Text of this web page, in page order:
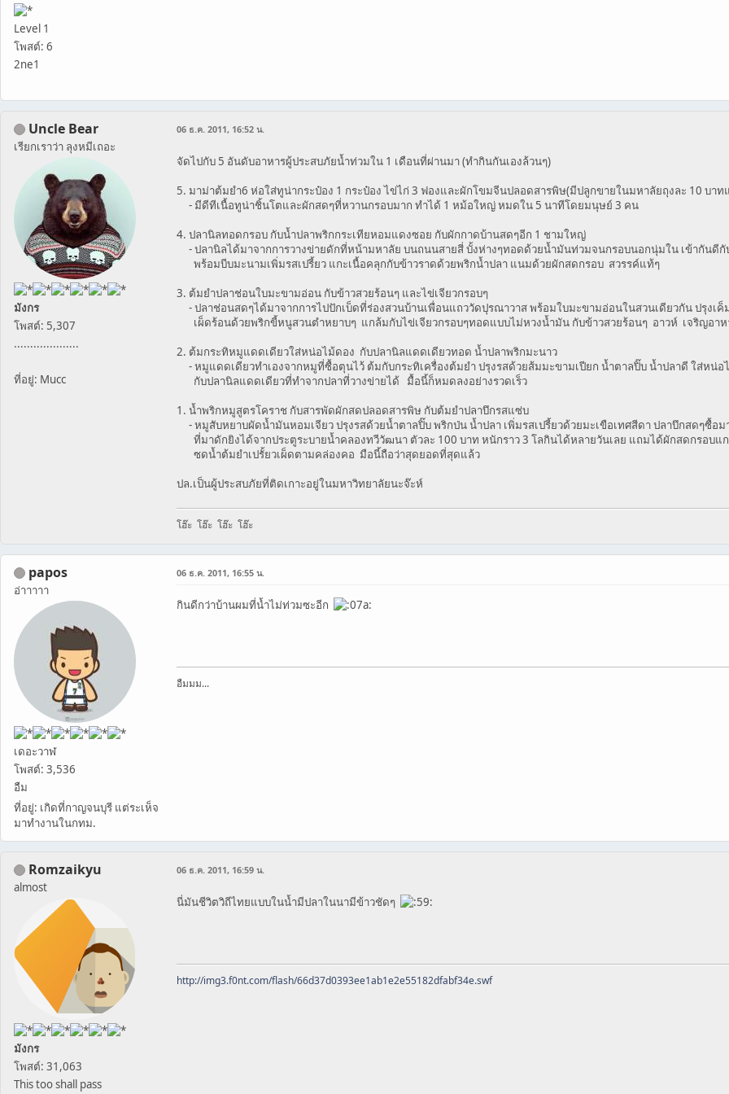
Level 1
โพสต์: 6
2ne1
Uncle Bear
เรียกเราว่า ลุงหมีเถอะ
มังกร
โพสต์: 5,307
....................
ที่อยู่: Mucc
06 ธ.ค. 2011, 16:52 น.
จัดไปกับ 5 อันดับอาหารผู้ประสบภัยน้ำท่วมใน 1 เดือนที่ผ่านมา (ทำกินกันเองล้วนๆ)
5. มาม่าต้มยำ6 ห่อใส่ทูน่ากระป๋อง 1 กระป๋อง ไข่ไก่ 3 ฟองและผักโขมจีนปลอดสารพิษ(มีปลูกขายในมหาลัยถุงละ 10 บา
- มีดีทีเนื้อทูน่าชิ้นโตและผักสดๆที่หวานกรอบมาก ทำได้ 1 หม้อใหญ่ หมดใน 5 นาทีโดยมนุษย์ 3 คน
4. ปลานิลทอดกรอบ กับน้ำปลาพริกกระเทียหอมแดงซอย กับผักกาดบ้านสดๆอีก 1 ชามใหญ่
- ปลานิลได้มาจากการวางข่ายดักที่หน้ามหาลัย บนถนนสายสี่ บั้งห่างๆทอดด้วยน้ำมันท่วมจนกรอบนอกนุ่มใน เข้ากันดี
พร้อมบีบมะนามเพิ่มรสเปรี้ยว แกะเนื้อคลุกกับข้าวราดด้วยพริกน้ำปลา แนมด้วยผักสดกรอบ สวรรค์แท้ๆ
3. ต้มยำปลาช่อนใบมะขามอ่อน กับข้าวสวยร้อนๆ และไข่เจียวกรอบๆ
- ปลาช่อนสดๆได้มาจากการไปปักเบ็ดที่ร่องสวนบ้านเพื่อนแถววัดปุรณาวาส พร้อมใบมะขามอ่อนในสวนเดียวกัน ปรุงเค็
เผ็ดร้อนด้วยพริกขี้หนูสวนตำหยาบๆ แกล้มกับไข่เจียวกรอบๆทอดแบบไม่หวงน้ำมัน กับข้าวสวยร้อนๆ อาวห์ เจริญอาห
2. ต้มกระทิหมูแดดเดียวใส่หน่อไม้ดอง กับปลานิลแดดเดียวทอด น้ำปลาพริกมะนาว
- หมูแดดเดียวทำเองจากหมูที่ซื้อตุนไว้ ต้มกับกระทิเครื่องต้มยำ ปรุงรสด้วยส้มมะขามเปียก น้ำตาลปิ๊บ น้ำปลาดี ใส่หน่อ
กับปลานิลแดดเดียวที่ทำจากปลาที่วางข่ายได้ มื้อนี้ก็หมดลงอย่างรวดเร็ว
1. น้ำพริกหมูสูตรโคราช กับสารพัดผักสดปลอดสารพิษ กับต้มยำปลาบึกรสแซ่บ
- หมูสับหยาบผัดน้ำมันหอมเจียว ปรุงรสด้วยน้ำตาลปิ๊บ พริกป่น น้ำปลา เพิ่มรสเปรี้ยวด้วยมะเขือเทศสีดา ปลาบึกสดๆซื้อม
ที่มาดักยิงได้จากประตูระบายน้ำคลองทวีวัฒนา ตัวละ 100 บาท หนักราว 3 โลกินได้หลายวันเลย แถมได้ผักสดกรอบแ
ซดน้ำต้มยำเปรั้ยวเผ็ดตามคล่องคอ มือนี้ถือว่าสุดยอดที่สุดแล้ว
ปล.เป็นผู้ประสบภัยที่ติดเกาะอยู่ในมหาวิทยาลัยนะจ๊ะห์
โฮ๊ะ โฮ๊ะ โฮ๊ะ โฮ๊ะ
papos
อ่าาาาา
เดอะวาฬ
โพสต์: 3,536
อืม
ที่อยู่: เกิดที่กาญจนบุรี แต่ระเห็จ
มาทำงานในกทม.
06 ธ.ค. 2011, 16:55 น.
กินดีกว่าบ้านผมที่น้ำไม่ท่วมซะอีก
อืมมม...
Romzaikyu
almost
มังกร
โพสต์: 31,063
This too shall pass
06 ธ.ค. 2011, 16:59 น.
นี่มันชีวิตวิถีไทยแบบในน้ำมีปลาในนามีข้าวชัดๆ
http://img3.f0nt.com/flash/66d37d0393ee1ab1e2e55182dfabf34e.swf